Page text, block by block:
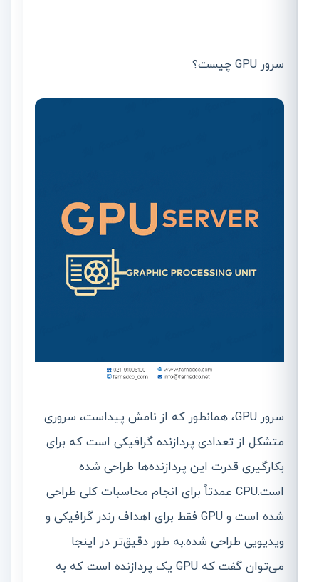
سرور GPU چیست؟
سرور GPU، همانطور که از نامش پیداست، سروری
متشکل از تعدادی پردازنده گرافیکی است که برای
بکارگیری قدرت این پردازنده‌ها طراحی شده‌
است.CPU عمدتاً برای انجام محاسبات کلی طراحی
شده است و GPU فقط برای اهداف رندر گرافیکی و
ویدیویی طراحی شده.به طور دقیق‌تر در اینجا
می‌توان گفت که GPU یک پردازنده است که به